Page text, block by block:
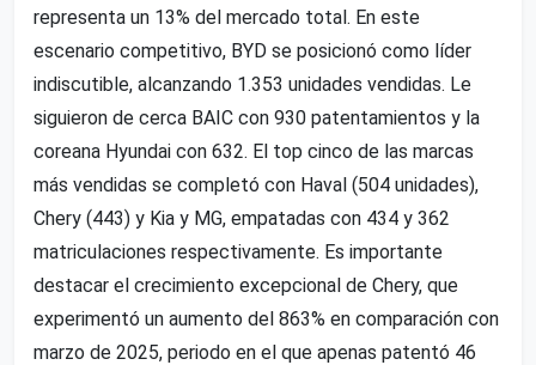
representa un 13% del mercado total. En este
escenario competitivo, BYD se posicionó como líder
indiscutible, alcanzando 1.353 unidades vendidas. Le
siguieron de cerca BAIC con 930 patentamientos y la
coreana Hyundai con 632. El top cinco de las marcas
más vendidas se completó con Haval (504 unidades),
Chery (443) y Kia y MG, empatadas con 434 y 362
matriculaciones respectivamente. Es importante
destacar el crecimiento excepcional de Chery, que
experimentó un aumento del 863% en comparación con
marzo de 2025, periodo en el que apenas patentó 46